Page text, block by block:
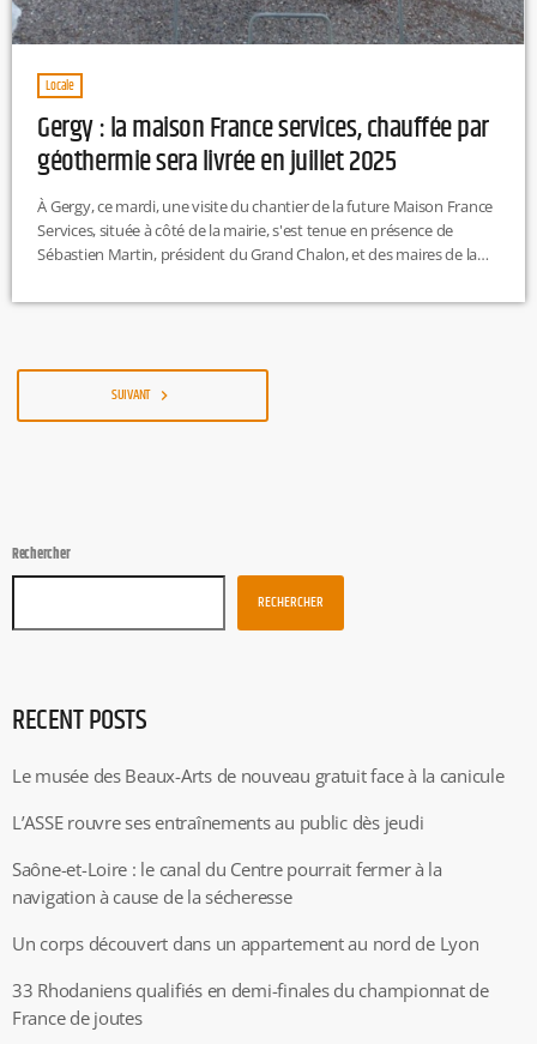
Locale
Gergy : la maison France services, chauffée par
géothermie sera livrée en juillet 2025
À Gergy, ce mardi, une visite du chantier de la future Maison France
Services, située à côté de la mairie, s'est tenue en présence de
Sébastien Martin, président du Grand Chalon, et des maires de la
surface de 400 mètres carrés répartie sur deux niveaux. Les salles
SUIVANT navigate_next
Rechercher
RECHERCHER
RECENT POSTS
Le musée des Beaux-Arts de nouveau gratuit face à la canicule
L’ASSE rouvre ses entraînements au public dès jeudi
Saône-et-Loire : le canal du Centre pourrait fermer à la
navigation à cause de la sécheresse
Un corps découvert dans un appartement au nord de Lyon
33 Rhodaniens qualifiés en demi-finales du championnat de
France de joutes